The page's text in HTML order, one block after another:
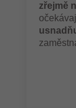
zřejmě